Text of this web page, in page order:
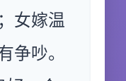
女嫁温
争吵。